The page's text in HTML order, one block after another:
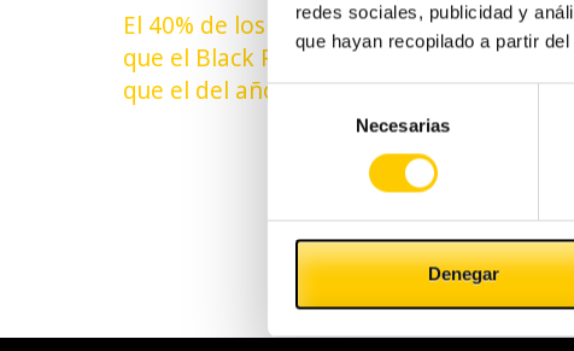
redes sociales, publicidad y
que hayan recopilado a partir
Selección
consentimiento
Necesarias
Denegar
Navegación
de
entradas
El 40% de los pequeños comercios creen
que el Black Friday de 2018 será mejor
que el del año pasado